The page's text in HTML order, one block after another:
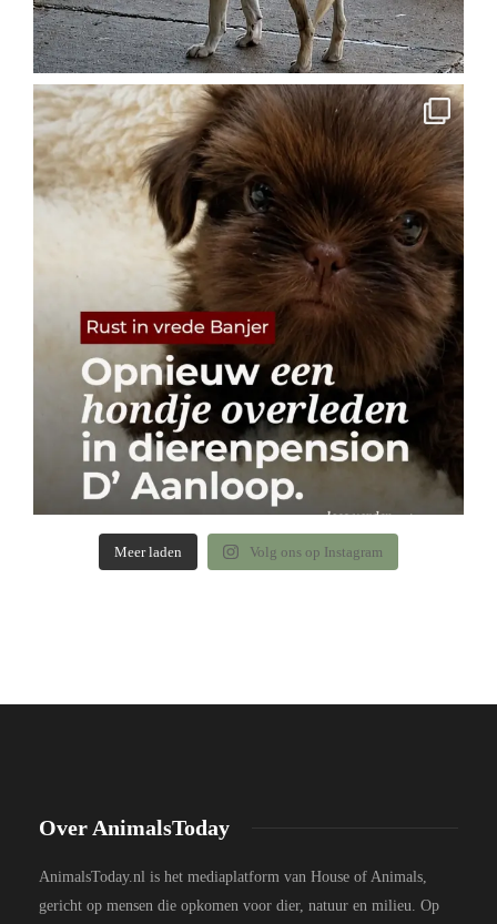
Meer laden Volg ons op Instagram
Over AnimalsToday
AnimalsToday.nl is het mediaplatform van House of Animals,
gericht op mensen die opkomen voor dier, natuur en milieu. Op